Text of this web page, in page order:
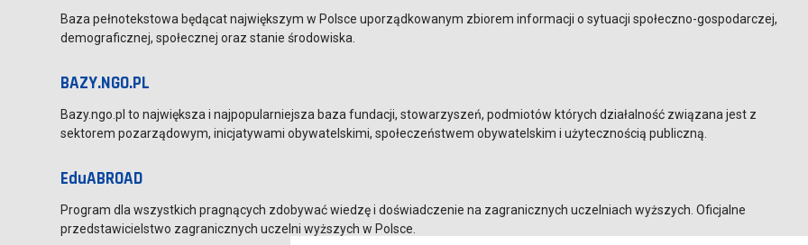
Baza pełnotekstowa będącat największym w Polsce uporządkowanym zbiorem informacji o sytuacji społeczno-gospodarczej,
demograficznej, społecznej oraz stanie środowiska.
BAZY.NGO.PL
Bazy.ngo.pl to największa i najpopularniejsza baza fundacji, stowarzyszeń, podmiotów których działalność związana jest z
sektorem pozarządowym, inicjatywami obywatelskimi, społeczeństwem obywatelskim i użytecznością publiczną.
EduABROAD
Program dla wszystkich pragnących zdobywać wiedzę i doświadczenie na zagranicznych uczelniach wyższych. Oficjalne
przedstawicielstwo zagranicznych uczelni wyższych w Polsce.